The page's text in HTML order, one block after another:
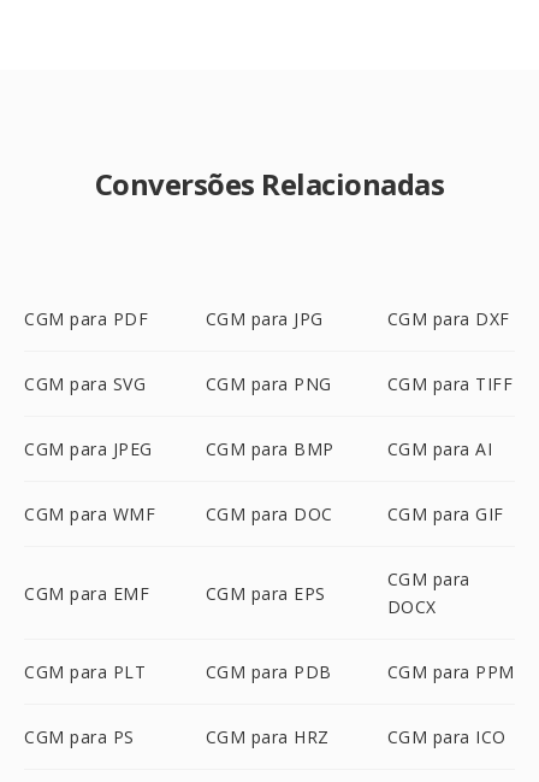
Conversões Relacionadas
CGM para PDF CGM para JPG CGM para DXF
CGM para SVG CGM para PNG CGM para TIFF
CGM para JPEG CGM para BMP CGM para AI
CGM para WMF CGM para DOC CGM para GIF
CGM para EMF CGM para EPS
CGM para
DOCX
CGM para PLT CGM para PDB CGM para PPM
CGM para PS CGM para HRZ CGM para ICO